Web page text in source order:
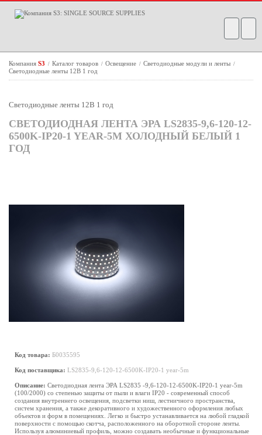
Компания S3 / Каталог товаров / Освещение / Светодиодные модули и ленты /
Светодиодные ленты 12В 1 год
Светодиодные ленты 12В 1 год
СВЕТОДИОДНАЯ ЛЕНТА ЭРА LS2835-9,6-120-12-
6500K-IP20-1 YEAR-5M ХОЛОДНЫЙ БЕЛЫЙ 1
ГОД
Код товара: Б0035595
Код поставщика: LS2835-9,6-120-12-6500K-IP20-1 year-5m
Описание: Светодиодная лента ЭРА LS2835 -9,6-120-12-6500K-IP20-1 year-5m
(100/2000) со степенью защиты от пыли и влаги IP20 - современный способ
создания внутреннего освещения, подсветки ниш, лестничного пространства,
систем хранения, а также декоративного и художественного оформления любых
объектов и форм в помещениях. Легко и быстро устанавливается на любой гладкой
поверхности с помощью скотча, расположенного на оборотной стороне ленты.
Используя алюминиевый профиль, можно создавать необычные и функциональные